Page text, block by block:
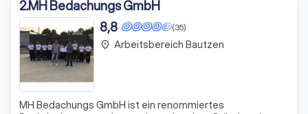
2.MH Bedachungs GmbH
(35)
8,8
MH Bedachungs GmbH ist ein renommiertes
place Arbeitsbereich Bautzen